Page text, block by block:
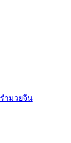
รำมวยจีน